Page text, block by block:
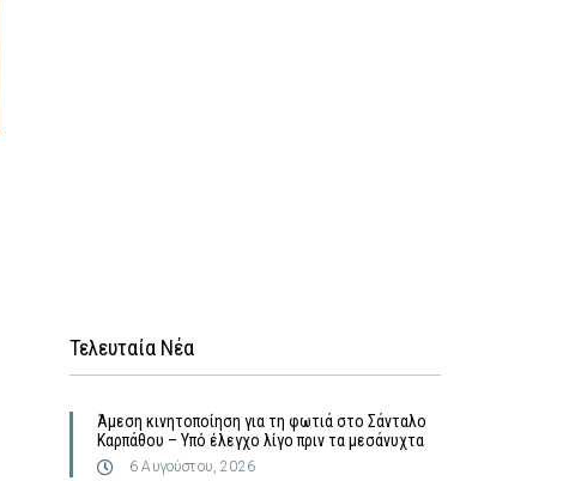
Τελευταία Νέα
Άμεση κινητοποίηση για τη φωτιά στο Σάνταλο
Καρπάθου – Υπό έλεγχο λίγο πριν τα μεσάνυχτα
6 Αυγούστου, 2026